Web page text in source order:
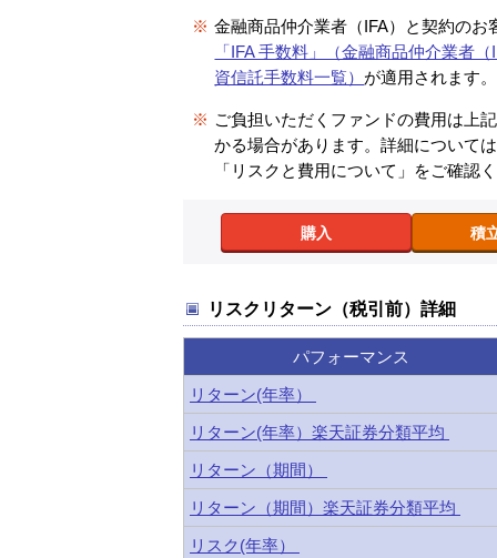
※ 金融商品仲介業者（IFA）と契約のお
「IFA 手数料」（金融商品仲介業者
資信託手数料一覧） が適用されます。
※ ご負担いただくファンドの費用は上
かる場合があります。詳細について
「リスクと費用について」をご確認
購入 積
リスクリターン（税引前）詳細
パフォーマンス
リターン(年率）
リターン(年率）楽天証券分類平均
リターン（期間）
リターン（期間）楽天証券分類平均
リスク(年率）